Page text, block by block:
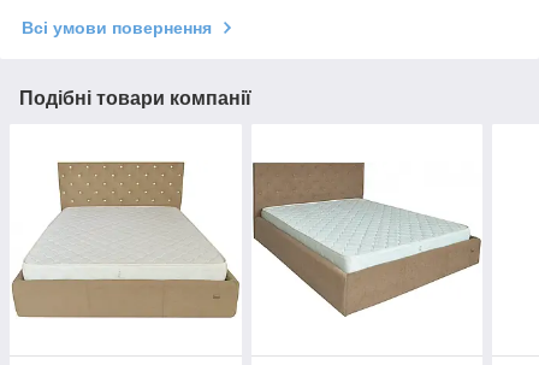
Всі умови повернення
Подібні товари компанії